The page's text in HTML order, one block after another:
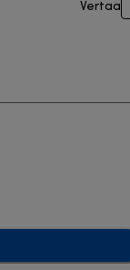
Vertaa